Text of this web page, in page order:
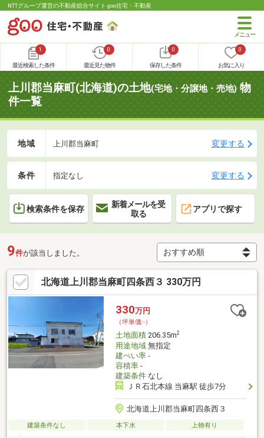
NTTグループ運営の不動産総合サイト goo住宅・不動産
1
最近検索した条件
0
最近見た物件
0
保存した条件
0
お気に入り
上川郡当麻町(北海道)の土地(宅地・分譲地・売地) 物
件一覧
地域 上川郡当麻町 変更する
条件 指定なし 変更する
検索条件を保存
新着メールを受
取る
アプリで探す
9件が該当しました。
北海道上川郡当麻町四条西３ 330万円
330万円
（坪単価:-）
土地面積206.35m2
用途地域無指定
建ぺい率-
容積率-
建築条件なし
ＪＲ石北本線 当麻駅 徒歩7分
北海道上川郡当麻町四条西３
建築条件なし 本下水 上物有り